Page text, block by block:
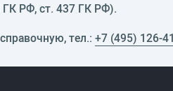
ГК РФ, cт. 437 ГК РФ).
тел.: +7 (495) 126-